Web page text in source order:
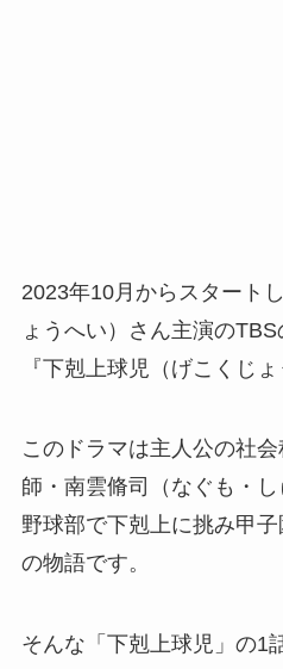
2023年10月からスタート
ょうへい）さん主演の
『下剋上球児（げこくじ
このドラマは主人公の社
師・南雲脩司（なぐも・
野球部で下剋上に挑み甲
の物語です。
そんな「下剋上球児」の1